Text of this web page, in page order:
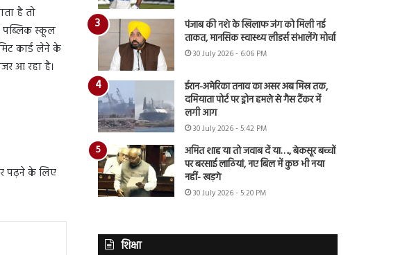
है तो
पब्लिक स्कूल
कार्ड लेने के
आ रहा है।
पढ़ने के लिए
पंजाब की नशे के खिलाफ जंग को मिली नई
ताकत, मानसिक स्वास्थ्य लीडर्स संभालेंगे मोर्चा
30 July 2026 - 6:06 PM
ईरान-अमेरिका तनाव का असर अब मिस्र तक,
दमियाता पोर्ट पर ड्रोन हमले से गैस टैंकर में
लगी आग
30 July 2026 - 5:42 PM
अमित शाह या तो जवाब दें या…., बेकसूर बच्चों
पर बरसाई लाठियां, नए बिल में कुछ भी नया
नहीं- खड़गे
30 July 2026 - 5:20 PM
शिक्षा